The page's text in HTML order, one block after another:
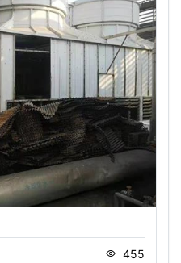
455